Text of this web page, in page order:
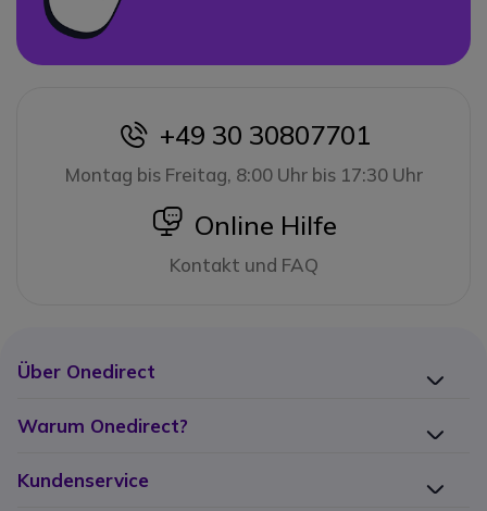
icon
+49 30 30807701
Montag bis Freitag, 8:00 Uhr bis 17:30 Uhr
icon
Online Hilfe
Kontakt und FAQ
Über Onedirect
Warum Onedirect?
Kundenservice